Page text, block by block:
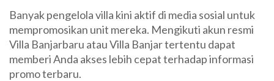
Banyak pengelola villa kini aktif di media sosial untuk
mempromosikan unit mereka. Mengikuti akun resmi
Villa Banjarbaru atau Villa Banjar tertentu dapat
memberi Anda akses lebih cepat terhadap informasi
promo terbaru.